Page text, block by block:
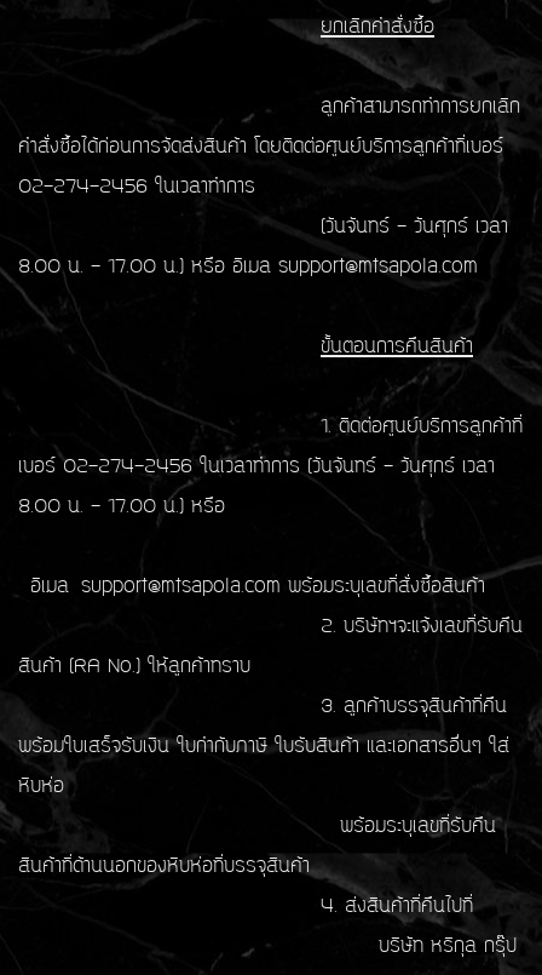
ยกเลิกคำสั่งซื้อ
ลูกค้าสามารถทำการยกเลิก
คำสั่งซื้อได้ก่อนการจัดส่งสินค้า โดยติดต่อศูนย์บริการลูกค้าที่เบอร์
02-274-2456 ในเวลาทำการ
(วันจันทร์ - วันศุกร์ เวลา
8.00 น. - 17.00 น.) หรือ อีเมล support@mtsapola.com
ขั้นตอนการคืนสินค้า
1. ติดต่อศูนย์บริการลูกค้าที่
เบอร์ 02-274-2456 ในเวลาทำการ (วันจันทร์ - วันศุกร์ เวลา
8.00 น. - 17.00 น.) หรือ
อีเมล support@mtsapola.com พร้อมระบุเลขที่สั่งซื้อสินค้า
2. บริษัทฯจะแจ้งเลขที่รับคืน
สินค้า (RA No.) ให้ลูกค้าทราบ
3. ลูกค้าบรรจุสินค้าที่คืน
พร้อมใบเสร็จรับเงิน ใบกำกับภาษี ใบรับสินค้า และเอกสารอื่นๆ ใส่
หีบห่อ
พร้อมระบุเลขที่รับคืน
สินค้าที่ด้านนอกของหีบห่อที่บรรจุสินค้า
4. ส่งสินค้าที่คืนไปที่
บริษัท หริกุล กรุ๊ป